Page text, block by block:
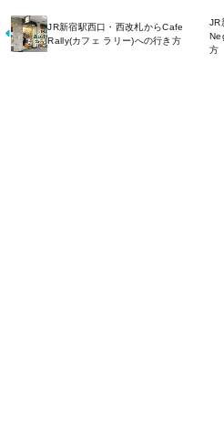
JR新宿駅西口・西改札からCafe
Rally(カフェ ラリー)への行き方
JR
方